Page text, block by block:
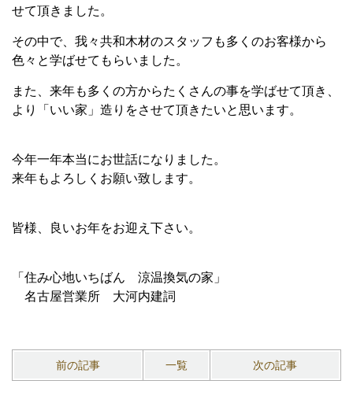
せて頂きました。
その中で、我々共和木材のスタッフも多くのお客様から
色々と学ばせてもらいました。
また、来年も多くの方からたくさんの事を学ばせて頂き、
より「いい家」造りをさせて頂きたいと思います。
今年一年本当にお世話になりました。
来年もよろしくお願い致します。
皆様、良いお年をお迎え下さい。
「住み心地いちばん 涼温換気の家」
名古屋営業所 大河内建詞
前の記事 一覧 次の記事